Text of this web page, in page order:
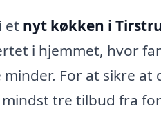
et nyt køkken i
i hjemmet, hvor
For at sikre
tre tilbud fra